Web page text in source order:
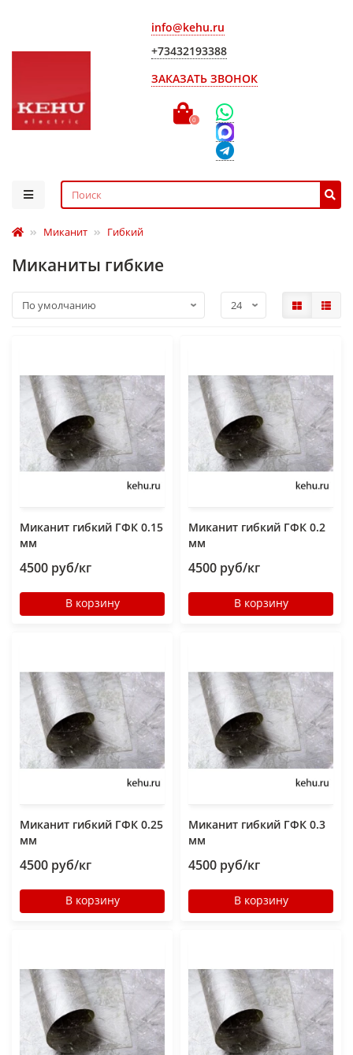
info@kehu.ru
+73432193388
ЗАКАЗАТЬ ЗВОНОК
0
Миканит Гибкий
Миканиты гибкие
Миканит гибкий ГФК 0.15
мм
4500 руб/кг
В корзину
Миканит гибкий ГФК 0.2
мм
4500 руб/кг
В корзину
Миканит гибкий ГФК 0.25
мм
4500 руб/кг
В корзину
Миканит гибкий ГФК 0.3
мм
4500 руб/кг
В корзину